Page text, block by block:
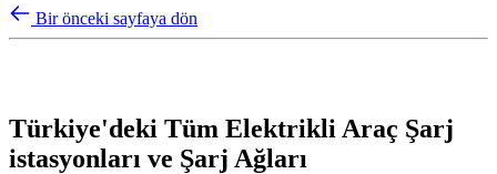
Bir önceki sayfaya dön
Türkiye'deki Tüm Elektrikli Araç Şarj
istasyonları ve Şarj Ağları